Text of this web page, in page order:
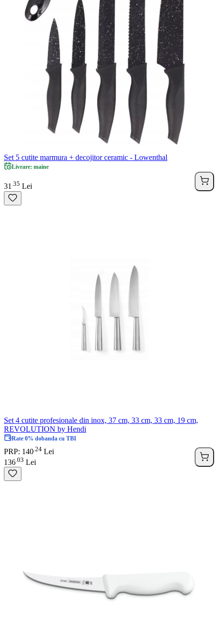
Set 5 cutite marmura + decojitor ceramic - Lowenthal
Livrare: maine
31 35 Lei
Set 4 cutite profesionale din inox, 37 cm, 33 cm, 33 cm, 19 cm,
REVOLUTION by Hendi
Rate 0% dobanda cu TBI
PRP: 140 24 Lei
136 03 Lei